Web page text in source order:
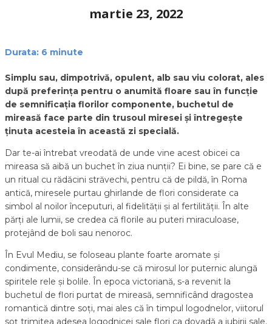
martie 23, 2022
Durata: 6 minute
Simplu sau, dimpotrivă, opulent, alb sau viu colorat, ales
după preferința pentru o anumită floare sau în funcție
de semnificația florilor componente, buchetul de
mireasă face parte din trusoul miresei și întregește
ținuta acesteia în această zi specială.
Dar te-ai întrebat vreodată de unde vine acest obicei ca
mireasa să aibă un buchet în ziua nunții? Ei bine, se pare că e
un ritual cu rădăcini străvechi, pentru că de pildă, în Roma
antică, miresele purtau ghirlande de flori considerate ca
simbol al noilor începuturi, al fidelității și al fertilității. În alte
părți ale lumii, se credea că florile au puteri miraculoase,
protejând de boli sau nenoroc.
În Evul Mediu, se foloseau plante foarte aromate și
condimente, considerându-se că mirosul lor puternic alungă
spiritele rele și bolile. În epoca victoriană, s-a revenit la
buchetul de flori purtat de mireasă, semnificând dragostea
romantică dintre soți, mai ales că în timpul logodnelor, viitorul
soț trimitea adesea logodnicei sale flori ca dovadă a iubirii sale.